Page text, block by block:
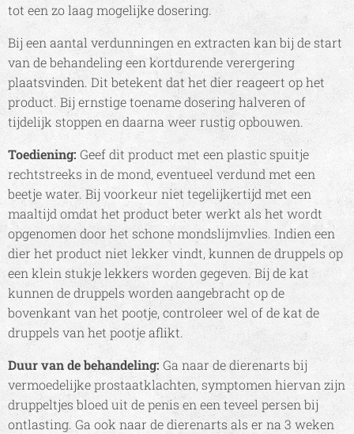
tot een zo laag mogelijke dosering.
Bij een aantal verdunningen en extracten kan bij de start
van de behandeling een kortdurende verergering
plaatsvinden. Dit betekent dat het dier reageert op het
product. Bij ernstige toename dosering halveren of
tijdelijk stoppen en daarna weer rustig opbouwen.
Toediening: Geef dit product met een plastic spuitje
rechtstreeks in de mond, eventueel verdund met een
beetje water. Bij voorkeur niet tegelijkertijd met een
maaltijd omdat het product beter werkt als het wordt
opgenomen door het schone mondslijmvlies. Indien een
dier het product niet lekker vindt, kunnen de druppels op
een klein stukje lekkers worden gegeven. Bij de kat
kunnen de druppels worden aangebracht op de
bovenkant van het pootje, controleer wel of de kat de
druppels van het pootje aflikt.
Duur van de behandeling: Ga naar de dierenarts bij
vermoedelijke prostaatklachten, symptomen hiervan zijn
druppeltjes bloed uit de penis en een teveel persen bij
ontlasting. Ga ook naar de dierenarts als er na 3 weken